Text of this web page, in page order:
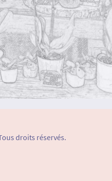
droits réservés.